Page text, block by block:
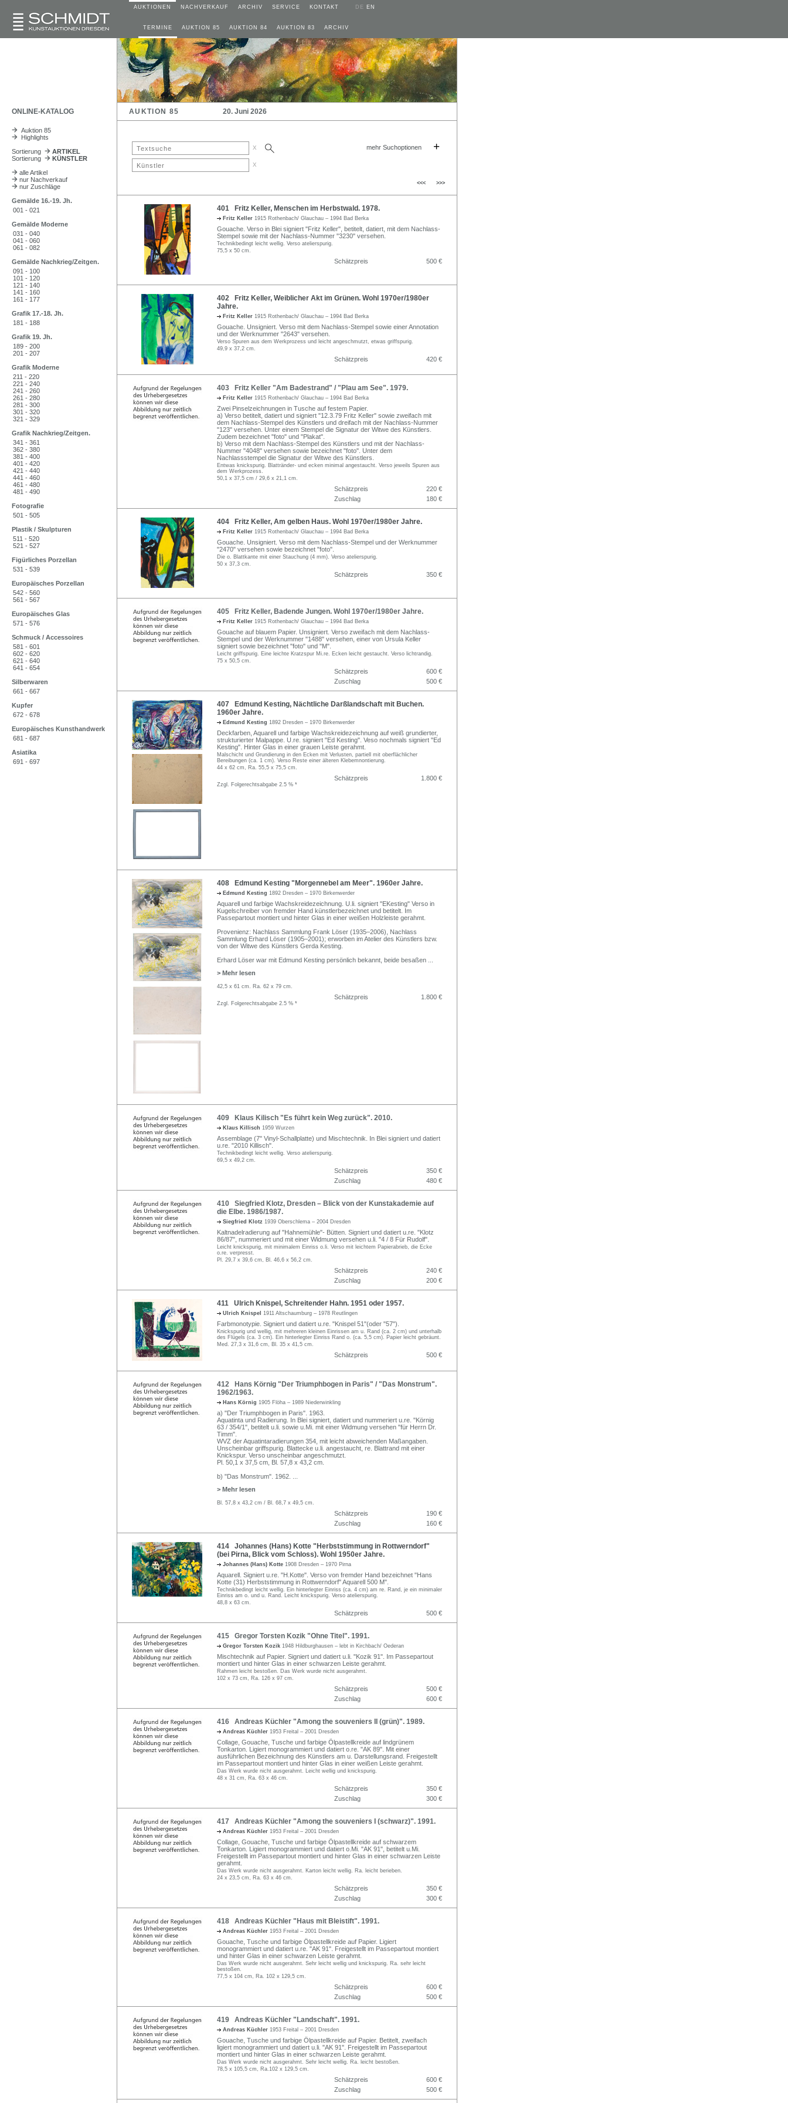
AUKTIONEN NACHVERKAUF ARCHIV SERVICE KONTAKT DE EN
TERMINE AUKTION 85 AUKTION 84 AUKTION 83 ARCHIV
ONLINE-KATALOG AUKTION 85 20. Juni 2026
Auktion 85
Highlights
Sortierung
ARTIKEL
Sortierung
KÜNSTLER
alle Artikel
nur Nachverkauf
nur Zuschläge
Gemälde 16.-19. Jh.
001 - 021
Gemälde Moderne
031 - 040
041 - 060
061 - 082
Gemälde Nachkrieg/Zeitgen.
091 - 100
101 - 120
121 - 140
141 - 160
161 - 177
Grafik 17.-18. Jh.
181 - 188
Grafik 19. Jh.
189 - 200
201 - 207
Grafik Moderne
211 - 220
221 - 240
241 - 260
261 - 280
281 - 300
301 - 320
321 - 329
Grafik Nachkrieg/Zeitgen.
341 - 361
362 - 380
381 - 400
401 - 420
421 - 440
441 - 460
461 - 480
481 - 490
Fotografie
501 - 505
Plastik / Skulpturen
511 - 520
521 - 527
Figürliches Porzellan
531 - 539
Europäisches Porzellan
542 - 560
561 - 567
Europäisches Glas
571 - 576
Schmuck / Accessoires
581 - 601
602 - 620
621 - 640
641 - 654
Silberwaren
661 - 667
Kupfer
672 - 678
Europäisches Kunsthandwerk
681 - 687
Asiatika
691 - 697
x mehr Suchoptionen +
x
<<< >>>
401 Fritz Keller, Menschen im Herbstwald. 1978.
Fritz Keller 1915 Rothenbach/ Glauchau – 1994 Bad Berka
Gouache. Verso in Blei signiert "Fritz Keller", betitelt, datiert, mit dem Nachlass-
Stempel sowie mit der Nachlass-Nummer "3230" versehen.
Technikbedingt leicht wellig. Verso atelierspurig.
75,5 x 50 cm.
Schätzpreis 500 €
402 Fritz Keller, Weiblicher Akt im Grünen. Wohl 1970er/1980er
Jahre.
Fritz Keller 1915 Rothenbach/ Glauchau – 1994 Bad Berka
Gouache. Unsigniert. Verso mit dem Nachlass-Stempel sowie einer Annotation
und der Werknummer "2643" versehen.
Verso Spuren aus dem Werkprozess und leicht angeschmutzt, etwas griffspurig.
49,9 x 37,2 cm.
Schätzpreis 420 €
403 Fritz Keller "Am Badestrand" / "Plau am See". 1979.
Fritz Keller 1915 Rothenbach/ Glauchau – 1994 Bad Berka
Zwei Pinselzeichnungen in Tusche auf festem Papier.
a) Verso betitelt, datiert und signiert "12.3.79 Fritz Keller" sowie zweifach mit
dem Nachlass-Stempel des Künstlers und dreifach mit der Nachlass-Nummer
"123" versehen. Unter einem Stempel die Signatur der Witwe des Künstlers.
Zudem bezeichnet "foto" und "Plakat".
b) Verso mit dem Nachlass-Stempel des Künstlers und mit der Nachlass-
Nummer "4048" versehen sowie bezeichnet "foto". Unter dem
Nachlassstempel die Signatur der Witwe des Künstlers.
Entwas knickspurig. Blattränder- und ecken minimal angestaucht. Verso jeweils Spuren aus
dem Werkprozess.
50,1 x 37,5 cm / 29,6 x 21,1 cm.
Schätzpreis
220 €
Zuschlag
180 €
404 Fritz Keller, Am gelben Haus. Wohl 1970er/1980er Jahre.
Fritz Keller 1915 Rothenbach/ Glauchau – 1994 Bad Berka
Gouache. Unsigniert. Verso mit dem Nachlass-Stempel und der Werknummer
"2470" versehen sowie bezeichnet "foto".
Die o. Blattkante mit einer Stauchung (4 mm). Verso atelierspurig.
50 x 37,3 cm.
Schätzpreis 350 €
405 Fritz Keller, Badende Jungen. Wohl 1970er/1980er Jahre.
Fritz Keller 1915 Rothenbach/ Glauchau – 1994 Bad Berka
Gouache auf blauem Papier. Unsigniert. Verso zweifach mit dem Nachlass-
Stempel und der Werknummer "1488" versehen, einer von Ursula Keller
signiert sowie bezeichnet "foto" und "M".
Leicht griffspurig. Eine leichte Kratzspur Mi.re. Ecken leicht gestaucht. Verso lichtrandig.
75 x 50,5 cm.
Schätzpreis
600 €
Zuschlag
500 €
407 Edmund Kesting, Nächtliche Darßlandschaft mit Buchen.
1960er Jahre.
Edmund Kesting 1892 Dresden – 1970 Birkenwerder
Deckfarben, Aquarell und farbige Wachskreidezeichnung auf weiß grundierter,
strukturierter Malpappe. U.re. signiert "Ed Kesting". Veso nochmals signiert "Ed
Kesting". Hinter Glas in einer grauen Leiste gerahmt.
Malschicht und Grundierung in den Ecken mit Verlusten, partiell mit oberflächlicher
Bereibungen (ca. 1 cm). Verso Reste einer älteren Klebemnontierung.
44 x 62 cm, Ra. 55,5 x 75,5 cm.
Schätzpreis 1.800 €
Zzgl. Folgerechtsabgabe 2.5 % *
408 Edmund Kesting "Morgennebel am Meer". 1960er Jahre.
Edmund Kesting 1892 Dresden – 1970 Birkenwerder
Aquarell und farbige Wachskreidezeichnung. U.li. signiert "EKesting" Verso in
Kugelschreiber von fremder Hand künstlerbezeichnet und betitelt. Im
Passepartout montiert und hinter Glas in einer weißen Holzleiste gerahmt.
Provenienz: Nachlass Sammlung Frank Löser (1935–2006), Nachlass
Sammlung Erhard Löser (1905–2001); erworben im Atelier des Künstlers bzw.
von der Witwe des Künstlers Gerda Kesting.
Erhard Löser war mit Edmund Kesting persönlich bekannt, beide besaßen
> Mehr lesen
42,5 x 61 cm. Ra. 62 x 79 cm.
Schätzpreis 1.800 €
Zzgl. Folgerechtsabgabe 2.5 % *
409 Klaus Kilisch "Es führt kein Weg zurück". 2010.
Klaus Killisch 1959 Wurzen
Assemblage (7" Vinyl-Schallplatte) und Mischtechnik. In Blei signiert und datiert
u.re. "2010 Killisch".
Technikbedingt leicht wellig. Verso atelierspurig.
69,5 x 49,2 cm.
Schätzpreis
350 €
Zuschlag
480 €
410 Siegfried Klotz, Dresden – Blick von der Kunstakademie auf
die Elbe. 1986/1987.
Siegfried Klotz 1939 Oberschlema – 2004 Dresden
Kaltnadelradierung auf "Hahnemühle"- Bütten. Signiert und datiert u.re. "Klotz
86/87", nummeriert und mit einer Widmung versehen u.li. "4 / 8 Für Rudolf".
Leicht knickspurig, mit minimalem Einriss o.li. Verso mit leichtem Papierabrieb, die Ecke
o.re. verpresst.
Pl. 29,7 x 39,6 cm, Bl. 46,6 x 56,2 cm.
Schätzpreis
240 €
Zuschlag
200 €
411 Ulrich Knispel, Schreitender Hahn. 1951 oder 1957.
Ulrich Knispel 1911 Altschaumburg – 1978 Reutlingen
Farbmonotypie. Signiert und datiert u.re. "Knispel 51"(oder "57").
Knickspurig und wellig, mit mehreren kleinen Einrissen am u. Rand (ca. 2 cm) und unterhalb
des Flügels (ca. 3 cm). Ein hinterlegter Einriss Rand o. (ca. 5,5 cm). Papier leicht gebräunt.
Med. 27,3 x 31,6 cm, Bl. 35 x 41,5 cm.
Schätzpreis 500 €
412 Hans Körnig "Der Triumphbogen in Paris" / "Das Monstrum".
1962/1963.
Hans Körnig 1905 Flöha – 1989 Niederwinkling
a) "Der Triumphbogen in Paris". 1963.
Aquatinta und Radierung. In Blei signiert, datiert und nummeriert u.re. "Körnig
63 / 354/1", betitelt u.li. sowie u.Mi. mit einer Widmung versehen "für Herrn Dr.
Timm".
WVZ der Aquatintaradierungen 354, mit leicht abweichenden Maßangaben.
Unscheinbar griffspurig. Blattecke u.li. angestaucht, re. Blattrand mit einer
Knickspur. Verso unscheinbar angeschmutzt.
Pl. 50,1 x 37,5 cm, Bl. 57,8 x 43,2 cm.
b) "Das Monstrum". 1962.
> Mehr lesen
Bl. 57,8 x 43,2 cm / Bl. 68,7 x 49,5 cm.
Schätzpreis
190 €
Zuschlag
160 €
414 Johannes (Hans) Kotte "Herbststimmung in Rottwerndorf"
(bei Pirna, Blick vom Schloss). Wohl 1950er Jahre.
Johannes (Hans) Kotte 1908 Dresden – 1970 Pirna
Aquarell. Signiert u.re. "H.Kotte". Verso von fremder Hand bezeichnet "Hans
Kotte (31) Herbststimmung in Rottwerndorf" Aquarell 500 M".
Technikbedingt leicht wellig. Ein hinterlegter Einriss (ca. 4 cm) am re. Rand, je ein minimaler
Einriss am o. und u. Rand. Leicht knickspurig. Verso atelierspurig.
48,8 x 63 cm.
Schätzpreis 500 €
415 Gregor Torsten Kozik "Ohne Titel". 1991.
Gregor Torsten Kozik 1948 Hildburghausen – lebt in Kirchbach/ Oederan
Mischtechnik auf Papier. Signiert und datiert u.li. "Kozik 91". Im Passepartout
montiert und hinter Glas in einer schwarzen Leiste gerahmt.
Rahmen leicht bestoßen. Das Werk wurde nicht ausgerahmt.
102 x 73 cm, Ra. 126 x 97 cm.
Schätzpreis
500 €
Zuschlag
600 €
416 Andreas Küchler "Among the souveniers II (grün)". 1989.
Andreas Küchler 1953 Freital – 2001 Dresden
Collage, Gouache, Tusche und farbige Ölpastellkreide auf lindgrünem
Tonkarton. Ligiert monogrammiert und datiert o.re. "AK 89". Mit einer
ausführlichen Bezeichnung des Künstlers am u. Darstellungsrand. Freigestellt
im Passepartout montiert und hinter Glas in einer weißen Leiste gerahmt.
Das Werk wurde nicht ausgerahmt. Leicht wellig und knickspurig.
48 x 31 cm, Ra. 63 x 46 cm.
Schätzpreis
350 €
Zuschlag
300 €
417 Andreas Küchler "Among the souveniers I (schwarz)". 1991.
Andreas Küchler 1953 Freital – 2001 Dresden
Collage, Gouache, Tusche und farbige Ölpastellkreide auf schwarzem
Tonkarton. Ligiert monogrammiert und datiert o.Mi. "AK 91", betitelt u.Mi.
Freigestellt im Passepartout montiert und hinter Glas in einer schwarzen Leiste
gerahmt.
Das Werk wurde nicht ausgerahmt. Karton leicht wellig. Ra. leicht berieben.
24 x 23,5 cm, Ra. 63 x 46 cm.
Schätzpreis
350 €
Zuschlag
300 €
418 Andreas Küchler "Haus mit Bleistift". 1991.
Andreas Küchler 1953 Freital – 2001 Dresden
Gouache, Tusche und farbige Ölpastellkreide auf Papier. Ligiert
monogrammiert und datiert u.re. "AK 91". Freigestellt im Passepartout montiert
und hinter Glas in einer schwarzen Leiste gerahmt.
Das Werk wurde nicht ausgerahmt. Sehr leicht wellig und knickspurig. Ra. sehr leicht
bestoßen.
77,5 x 104 cm, Ra. 102 x 129,5 cm.
Schätzpreis
600 €
Zuschlag
500 €
419 Andreas Küchler "Landschaft". 1991.
Andreas Küchler 1953 Freital – 2001 Dresden
Gouache, Tusche und farbige Ölpastellkreide auf Papier. Betitelt, zweifach
ligiert monogrammiert und datiert u.li. "AK 91". Freigestellt im Passepartout
montiert und hinter Glas in einer schwarzen Leiste gerahmt.
Das Werk wurde nicht ausgerahmt. Sehr leicht wellig. Ra. leicht bestoßen.
78,5 x 105,5 cm, Ra.102 x 129,5 cm.
Schätzpreis
600 €
Zuschlag
500 €